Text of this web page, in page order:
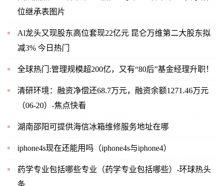
位继承表图片
Al龙头又现股东高位套现22亿元 昆仑万维第二大股东拟
减3% 今日热门
全球热门:管理规模超200亿，又有“80后”基金经理升职！
清研环境：融资净偿还68.7万元，融资余额1271.46万元
（06-20）-焦点快看
湖南邵阳可提供海信冰箱维修服务地址在哪
iphone4s现在还能用吗（iphone4s与iphone4）
药学专业包括哪些专业（药学专业包括哪些）-环球热头
条